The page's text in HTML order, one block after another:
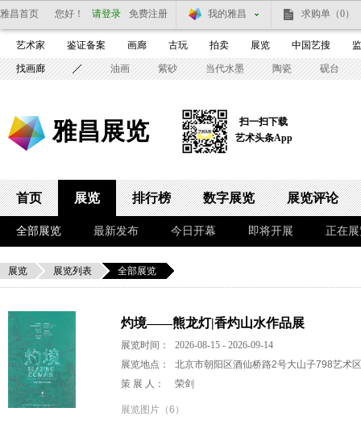
雅昌首页 您好！ 请登录 免费注册 我的雅昌 求购单 （0）
艺术家 鉴证备案 画廊 古玩 拍卖 展览 中国艺搜
找画廊 油画 紫砂 当代水墨 陶瓷 砚台
雅昌展览
扫一扫下载
艺术头条App
首页 展览 排行榜 数字展览 展览评论
全部展览 最新发布 今日开幕 即将开展 正在
展览 展览列表 全部展览
灼境——熊龙灯|香灼山水作品展
展览时间：
2026-08-15 - 2026-09-14
展览地点：
北京市朝阳区酒仙桥路2号大山子798艺术
策 展 人：
荣剑
展览图片（6）